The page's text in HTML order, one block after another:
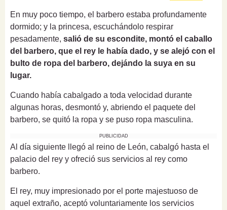
En muy poco tiempo, el barbero estaba profundamente
dormido; y la princesa, escuchándolo respirar
pesadamente, salió de su escondite, montó el caballo
del barbero, que el rey le había dado, y se alejó con el
bulto de ropa del barbero, dejándo la suya en su
lugar.
Cuando había cabalgado a toda velocidad durante
algunas horas, desmontó y, abriendo el paquete del
barbero, se quitó la ropa y se puso ropa masculina.
PUBLICIDAD
Al día siguiente llegó al reino de León, cabalgó hasta el
palacio del rey y ofreció sus servicios al rey como
barbero.
El rey, muy impresionado por el porte majestuoso de
aquel extraño, aceptó voluntariamente los servicios